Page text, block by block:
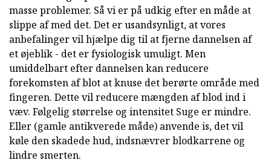
masse problemer. Så vi er på udkig efter en måde at
slippe af med det. Det er usandsynligt, at vores
anbefalinger vil hjælpe dig til at fjerne dannelsen af
et øjeblik - det er fysiologisk umuligt. Men
umiddelbart efter dannelsen kan reducere
forekomsten af blot at knuse det berørte område med
fingeren. Dette vil reducere mængden af blod ind i
væv. Følgelig størrelse og intensitet Suge er mindre.
Eller (gamle antikverede måde) anvende is, det vil
køle den skadede hud, indsnævrer blodkarrene og
lindre smerten.